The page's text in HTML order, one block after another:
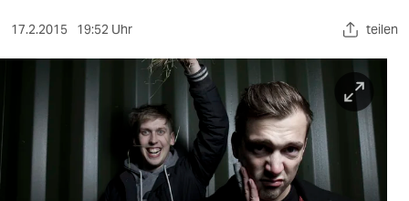
kultur
sport
berlin
nord
wahrheit
17.2.2015 19:52 Uhr teilen